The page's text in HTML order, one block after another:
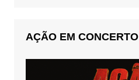
AÇÃO EM CONCERTO